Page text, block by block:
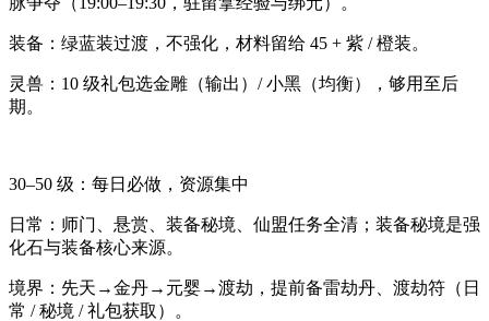
装备：绿蓝装过渡，不强化，材料留给 45 + 紫 / 橙装。
灵兽：10 级礼包选金雕（输出）/ 小黑（均衡），够用至后
期。
30–50 级：每日必做，资源集中
日常：师门、悬赏、装备秘境、仙盟任务全清；装备秘境是强
化石与装备核心来源。
境界：先天→金丹→元婴→渡劫，提前备雷劫丹、渡劫符（日
常 / 秘境 / 礼包获取）。